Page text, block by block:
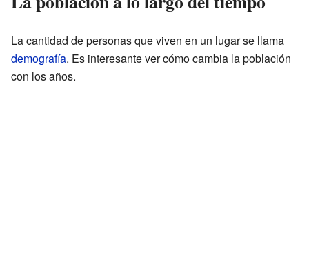
La cantidad de personas que viven en un lugar se llama
demografía. Es interesante ver cómo cambia la población
con los años.